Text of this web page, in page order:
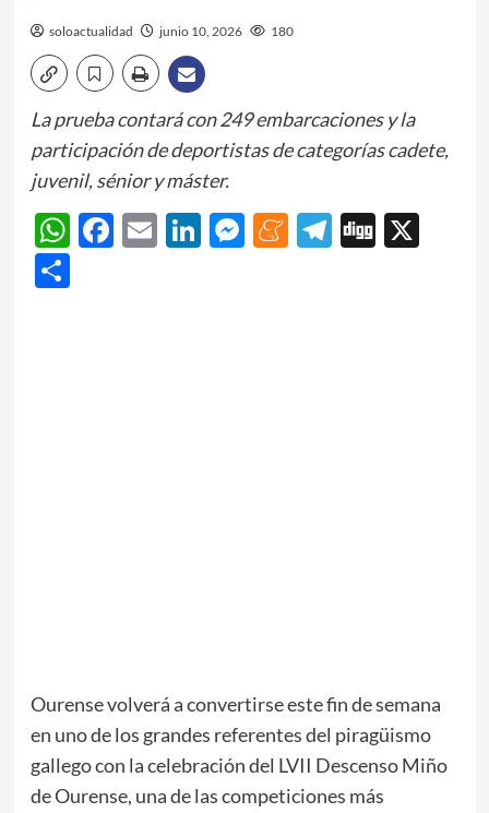
soloactualidad junio 10, 2026 180
La prueba contará con 249 embarcaciones y la
participación de deportistas de categorías cadete,
juvenil, sénior y máster.
WhatsApp
Facebook
EmailLinkedIn
Messenger
Meneame
Telegram
Digg
X
Share
Ourense volverá a convertirse este fin de semana
en uno de los grandes referentes del piragüismo
gallego con la celebración del LVII Descenso Miño
de Ourense, una de las competiciones más